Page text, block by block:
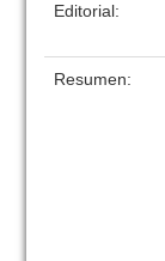
Editorial:
Resumen: